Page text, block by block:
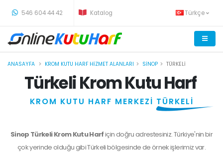
546 604 44 42 Katalog Türkçe
ANASAYFA KROM KUTU HARF HIZMET ALANLARI SINOP TÜRKELI
Türkeli Krom Kutu Harf
KROM KUTU HARF MERKEZİ TÜRKELİ
Sinop Türkeli Krom Kutu Harfiçin doğru adrestesiniz. Türkiye'nin bir
çok yerinde olduğu gibi Türkeli bölgesinde de örnek işlerimiz var.